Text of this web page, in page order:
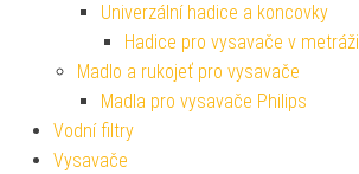
Univerzální hadice a koncovky
Hadice pro vysavače v metráži
Madlo a rukojeť pro vysavače
Madla pro vysavače Philips
Vodní filtry
Vysavače